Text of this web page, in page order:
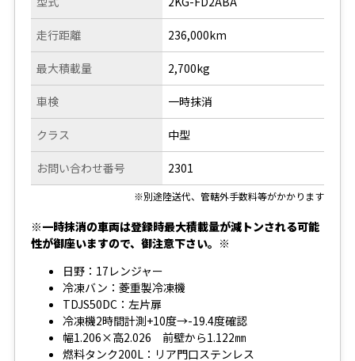
走行距離 236,000km
最大積載量
車検
クラス
お問い合わせ番号
2,700kg
一時抹消
中型
2301
※別途陸送代、管轄外手数料等がかかります
※一時抹消の車両は登録時最大積載量が減トンされる可能
性が御座いますので、御注意下さい。※
日野：17レンジャー
冷凍バン：菱重製冷凍機
TDJS50DC：左片扉
冷凍機2時間計測+10度→-19.4度確認
幅1.206×高2.026 前壁から1.122㎜
燃料タンク200L：リア門口ステンレス